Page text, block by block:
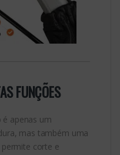
FUNÇÕES
é apenas um
mas também uma
corte e